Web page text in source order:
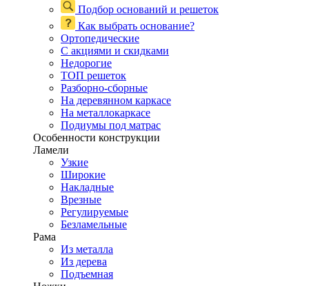
Подбор оснований и решеток
Как выбрать основание?
Ортопедические
С акциями и скидками
Недорогие
ТОП решеток
Разборно-сборные
На деревянном каркасе
На металлокаркасе
Подиумы под матрас
Особенности конструкции
Ламели
Узкие
Широкие
Накладные
Врезные
Регулируемые
Безламельные
Рама
Из металла
Из дерева
Подъемная